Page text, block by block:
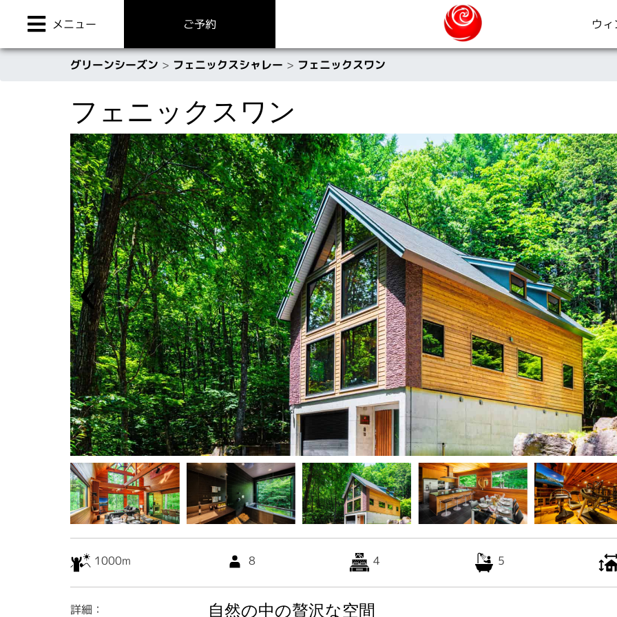
Phoenix One Ultra-Luxe Chalet
フェニックス ３ベットルーム
フェニックス ２ベットルーム
レストラン
スペシャルオファー
最新情報
ご予約
求人 プレス 当社について
メニュー ご予約 ウ
グリーンシーズン > フェニックスシャレー > フェニックスワン
フェニックスワン
‹
1000m 8 4 5
詳細： 自然の中の贅沢な空間